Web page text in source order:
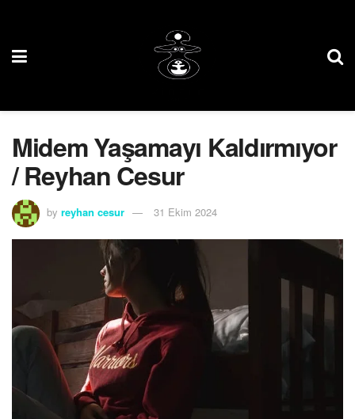
Midem Yaşamayı Kaldırmıyor
/ Reyhan Cesur
by reyhan cesur 31 Ekim 2024